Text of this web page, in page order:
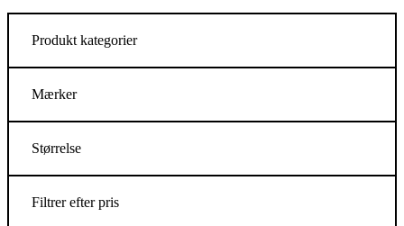
Produkt kategorier
Mærker
Størrelse
Filtrer efter pris